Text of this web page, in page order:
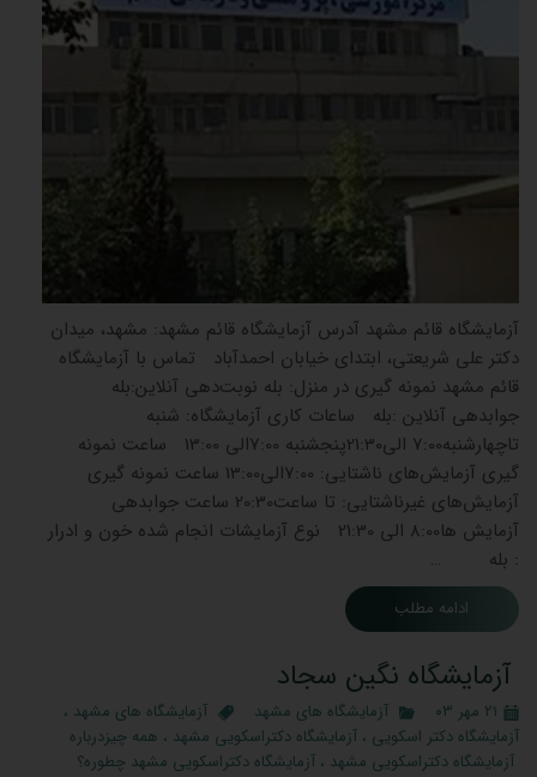
آزمایشگاه قائم مشهد آدرس آزمایشگاه قائم مشهد: مشهد، میدان
دکتر علی شریعتی، ابتدای خیابان احمدآباد تماس با آزمایشگاه
قائم مشهد نمونه گیری در منزل: بله نوبت‌دهی آنلاین:بله
جوابدهی آنلاین :بله ساعات کاری آزمایشگاه: شنبه
تاچهارشنبه7:00 الی21:30پنجشنبه 7:00الی 13:00 ساعت نمونه
گیری آزمایش‌های ناشتایی: 7:00الی13:00 ساعت نمونه گیری
آزمایش‌های غیرناشتایی: تا ساعت20:30 ساعت جوابدهی
آزمایش ‌ها8:00 الی 21:30 نوع آزمایشات انجام شده خون و ادرار
: بله …
ادامه مطلب
آزمايشگاه نگین سجاد
۲۱ مهر ۰۳ آزمایشگاه های مشهد آزمایشگاه های مشهد ،
آزمايشگاه دکتر اسکویی ، آزمايشگاه دکتراسکویی مشهد ، همه چیزدرباره
آزمايشگاه دکتراسکویی مشهد ، آزمايشگاه دکتراسکویی مشهد چطوره؟